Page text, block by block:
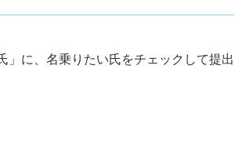
に、名乗りたい氏をチェックして提出